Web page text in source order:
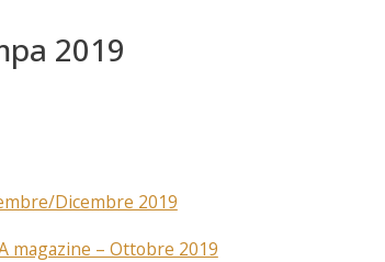
2019
Dicembre 2019
magazine – Ottobre 2019